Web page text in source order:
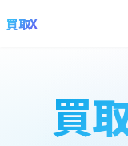
買取X
買